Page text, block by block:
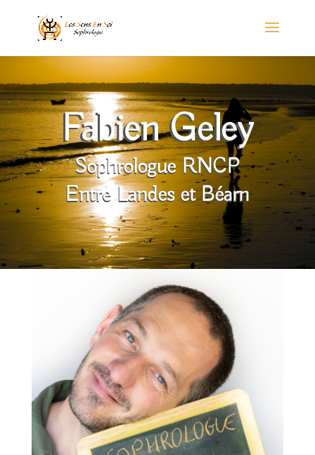
Fabien Geley
Sophrologue RNCP
Entre Landes et Béarn